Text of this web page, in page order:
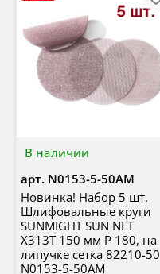
В наличии
арт. N0153-5-50AM
Новинка! Набор 5 шт.
Шлифовальные круги
SUNMIGHT SUN NET
X313T 150 мм P 180, на
липучке сетка 82210-50
N0153-5-50AM